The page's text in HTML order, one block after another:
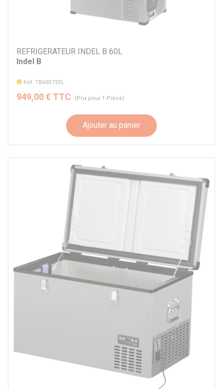
REFRIGERATEUR INDEL B 60L
Indel B
Réf. TB60STEEL
949,00 € TTC (Prix pour 1 Pièce)
Ajouter au panier